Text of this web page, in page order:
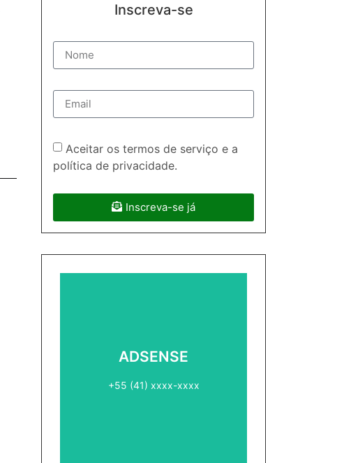
Inscreva-se
Aceitar os termos de serviço e a
política de privacidade.
Inscreva-se já
ADSENSE
+55 (41) xxxx-xxxx
ADSENSE2
+55 (41) xxxx-xxxx